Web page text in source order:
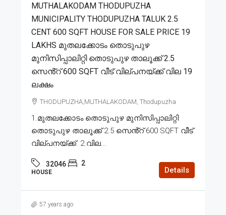
MUTHALAKODAM THODUPUZHA
MUNICIPALITY THODUPUZHA TALUK 2.5
CENT 600 SQFT HOUSE FOR SALE PRICE 19
LAKHS മുതലക്കോടം തൊടുപുഴ
മുനിസിപ്പാലിറ്റി തൊടുപുഴ താലൂക്ക് 2.5
സെൻ്റ് 600 SQFT വീട് വില്പനയ്ക്ക് വില 19
ലക്ഷം
THODUPUZHA,MUTHALAKODAM, Thodupuzha
1.മുതലക്കോടം തൊടുപുഴ മുനിസിപ്പാലിറ്റി
തൊടുപുഴ താലൂക്ക് 2.5 സെൻ്റ് 600 SQFT വീട്
വില്പനയ്ക്ക്. 2.വില...
32046 2
HOUSE Details
57 years ago